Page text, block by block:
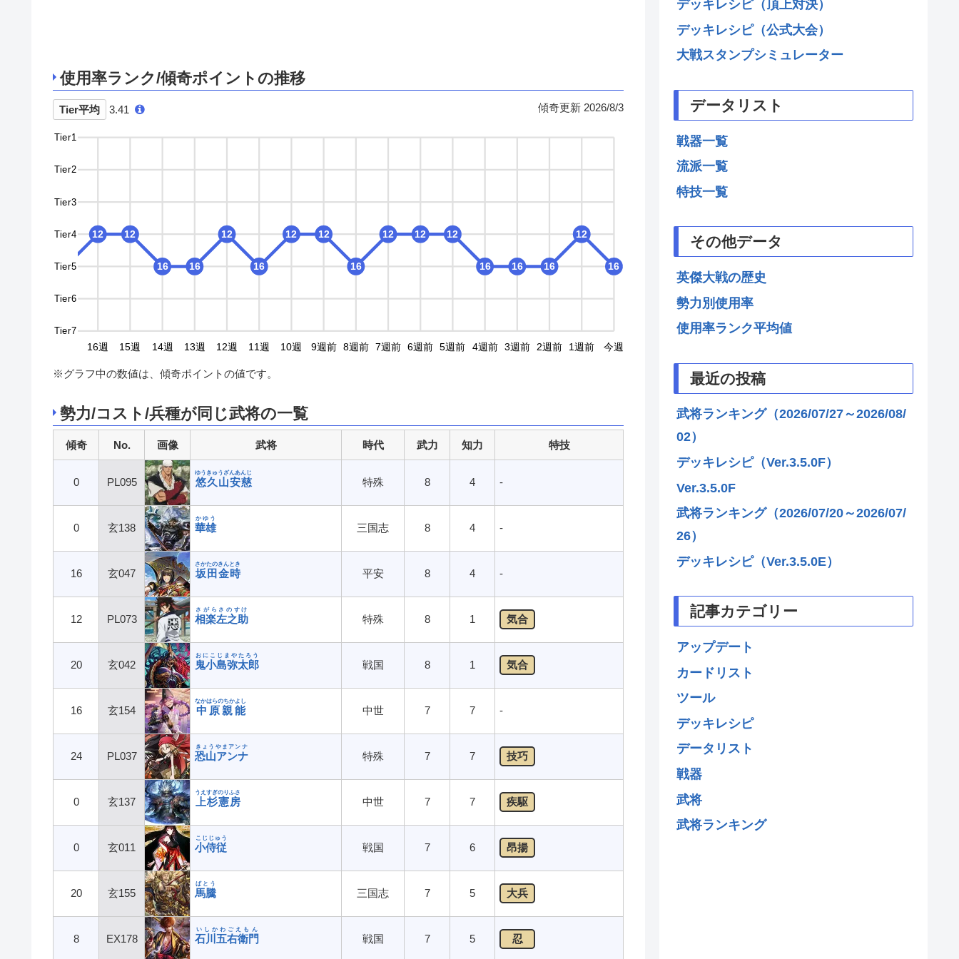
使用率ランク/傾奇ポイントの推移
Tier平均 3.41 傾奇更新 2026/8/3
Tier1
Tier2
Tier3
Tier4
Tier5
Tier6
Tier7
16週 15週 14週 13週 12週 11週 10週 9週前 8週前 7週前 6週前 5週前 4週前 3週前 2週前 1週前 今週
16
12 12
16 16
12
16
12 12
16
12 12 12
16 16 16
12
16
※グラフ中の数値は、傾奇ポイントの値です。
勢力/コスト/兵種が同じ武将の一覧
傾奇 No. 画像 武将 時代 武力 知力 特技
0 PL095 悠久山安慈
ゆうきゅうざんあんじ
特殊 8 4 -
0 玄138 華雄
かゆう
三国志 8 4 -
16 玄047 坂田金時
さかたのきんとき
平安 8 4 -
12 PL073 相楽左之助
さがらさのすけ
特殊 8 1 気合
20 玄042 鬼小島弥太郎
おにこじまやたろう
戦国 8 1 気合
16 玄154 中原親能
なかはらのちかよし
中世 7 7 -
24 PL037 恐山アンナ
きょうやまアンナ
特殊 7 7 技巧
0 玄137 上杉憲房
うえすぎのりふさ
中世 7 7 疾駆
0 玄011 小侍従
こじじゅう
戦国 7 6 昂揚
20 玄155 馬騰
ばとう
三国志 7 5 大兵
8 EX178 石川五右衛門
いしかわごえもん
戦国 7 5 忍
デッキレシピ（頂上対決）
デッキレシピ（公式大会）
大戦スタンプシミュレーター
データリスト
戦器一覧
流派一覧
特技一覧
その他データ
英傑大戦の歴史
勢力別使用率
使用率ランク平均値
最近の投稿
武将ランキング（2026/07/27～2026/08/
02）
デッキレシピ（Ver.3.5.0F）
Ver.3.5.0F
武将ランキング（2026/07/20～2026/07/
26）
デッキレシピ（Ver.3.5.0E）
記事カテゴリー
アップデート
カードリスト
ツール
デッキレシピ
データリスト
戦器
武将
武将ランキング